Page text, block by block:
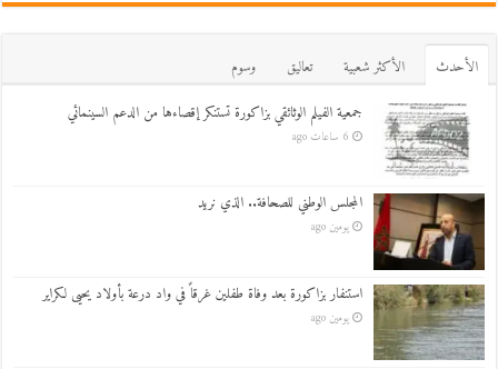
اﻷحدث اﻷكثر شعبية تعاليق
وسوم
جمعية الفيلم الوثائقي بزاكورة تستنكر إقصاءها من الدعم السينمائي
6 ساعات ago
المجلس الوطني للصحافة.. الذي نريد
يومين ago
استنفار بزاكورة بعد وفاة طفلين غرقاً في واد درعة بأولاد يحيى لكراير
يومين ago